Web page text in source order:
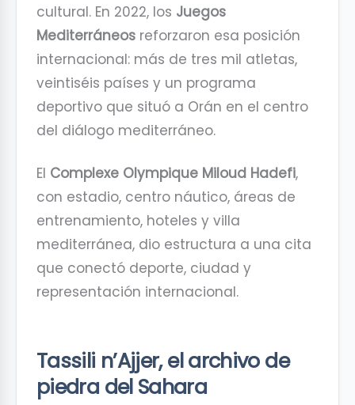
cultural. En 2022, los Juegos
Mediterráneos reforzaron esa posición
internacional: más de tres mil atletas,
veintiséis países y un programa
deportivo que situó a Orán en el centro
del diálogo mediterráneo.
El Complexe Olympique Miloud Hadefi,
con estadio, centro náutico, áreas de
entrenamiento, hoteles y villa
mediterránea, dio estructura a una cita
que conectó deporte, ciudad y
representación internacional.
Tassili n’Ajjer, el archivo de
piedra del Sahara